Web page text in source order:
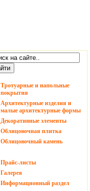
Тротуарные и напольные
покрытия
Архитектурные изделия и
малые архитектурные формы
Декоративные элементы
Облицовочная плитка
Облицовочный камень
Прайс-листы
Галерея
Информационный раздел